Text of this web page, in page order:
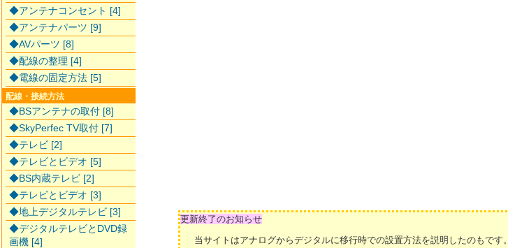
更新終了のお知らせ
当サイトはアナログからデジタルに移行時での設置方法を説明したのもです。
◆アンテナコンセント [4]
◆アンテナパーツ [9]
◆AVパーツ [8]
◆配線の整理 [4]
◆電線の固定方法 [5]
配線・接続方法
◆BSアンテナの取付 [8]
◆SkyPerfec TV取付 [7]
◆テレビ [2]
◆テレビとビデオ [5]
◆BS内蔵テレビ [2]
◆テレビとビデオ [3]
◆地上デジタルテレビ [3]
◆デジタルテレビとDVD録
画機 [4]